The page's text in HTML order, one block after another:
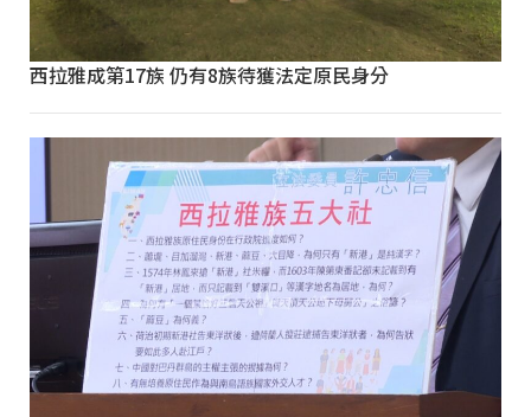
西拉雅成第17族 仍有8族待獲法定原民身分